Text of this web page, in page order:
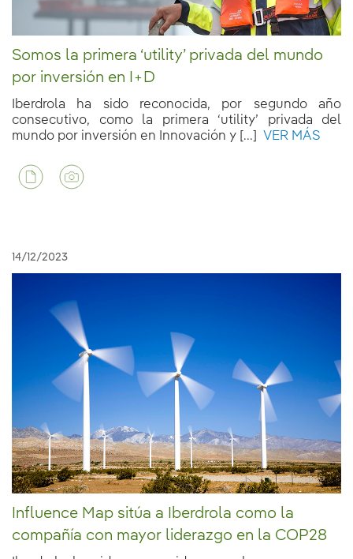
Somos la primera ‘utility’ privada del mundo
por inversión en I+D
Iberdrola ha sido reconocida, por segundo año
consecutivo, como la primera ‘utility’ privada del
mundo por inversión en Innovación y [...]
VER MÁS
14/12/2023
Influence Map sitúa a Iberdrola como la
compañía con mayor liderazgo en la COP28